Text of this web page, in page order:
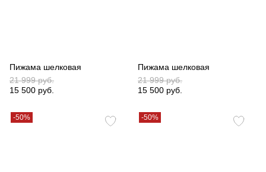
Пижама шелковая
15 500 руб.
21 999 руб.
Пижама шелковая
15 500 руб.
21 999 руб.
-50% -50%